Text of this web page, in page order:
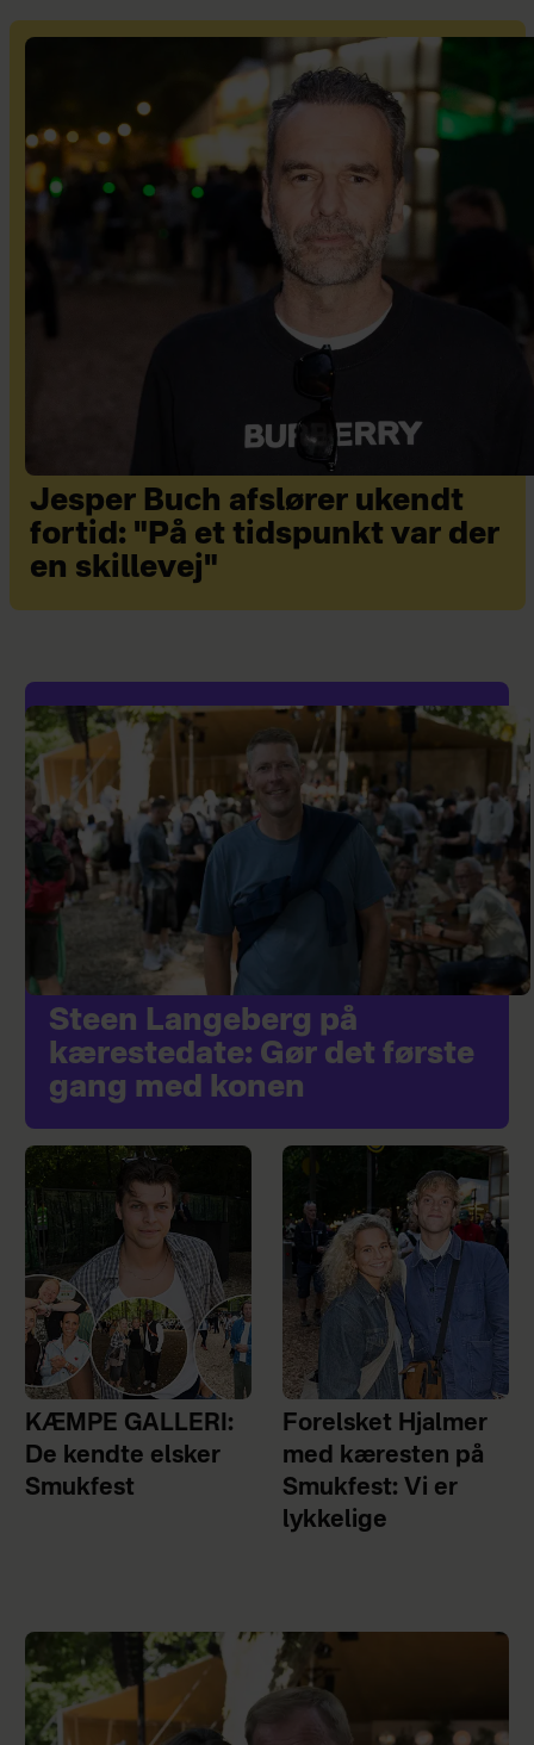
Jesper Buch afslører ukendt
fortid: "På et tidspunkt var der
en skillevej"
Steen Langeberg på
kærestedate: Gør det første
gang med konen
KÆMPE GALLERI:
De kendte elsker
Smukfest
Forelsket Hjalmer
med kæresten på
Smukfest: Vi er
lykkelige